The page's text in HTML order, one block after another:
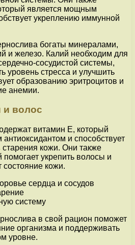
является мощным
укреплению иммунной
богаты минералами,
и железо. Калий необходим для
сосудистой системы,
уровень стресса и улучшить
образованию эритроцитов и
анемии.
и волос
витамин Е, который
и способствует
кожи. Они также
укрепить волосы и
состояние кожи.
сердца и сосудов
систему
в свой рацион поможет
организма и поддерживать
уровне.